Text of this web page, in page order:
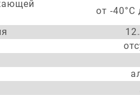
от -40°С